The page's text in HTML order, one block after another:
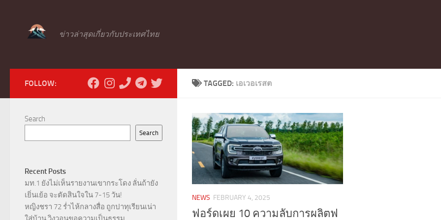
ข่าวล่าสุดเกี่ยวกับประเทศไทย
TAGGED: เอเวอเรสต
NEWS FEBRUARY 4, 2025
ฟอร์ดเผย 10 ความลับการผลิตฟ
FOLLOW:
Search
Search
Recent Posts
มท.1 ยังไม่เห็นรายงานเขากระโดง ลั่นถ้ายัง
เยิ่นเย้อ จะตัดสินใจใน 7-15 วัน!
หญิงชรา 72 ร่ำไห้กลางสื่อ ถูกปาทุเรียนเน่า